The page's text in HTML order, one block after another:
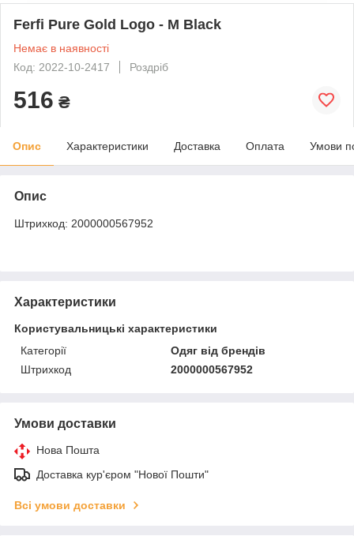
Ferfi Pure Gold Logo - M Black
Немає в наявності
Код: 2022-10-2417
Роздріб
516 ₴
Опис Характеристики Доставка Оплата Умови
Опис
Штрихкод: 2000000567952
Характеристики
Користувальницькі характеристики
Категорії
Одяг від брендів
Штрихкод
2000000567952
Умови доставки
Нова Пошта
Доставка кур'єром "Нової Пошти"
Всі умови доставки